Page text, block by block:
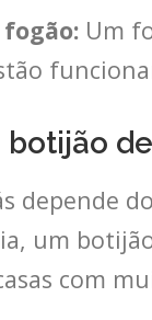
Um
depende
um
com